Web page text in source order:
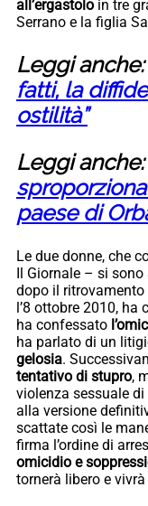
all’ergastolo in tre
Serrano e la figlia
Leggi anche:
fatti, la
ostilità”
Leggi anche:
paese di
Le due donne, che
Il Giornale – si sono
dopo il ritrovamento
l’8 ottobre 2010, ha
ha confessato
ha parlato di un
gelosia.
tentativo di stupro,
violenza sessuale
alla versione
scattate così le
firma l’ordine di
omicidio e
tornerà libero e